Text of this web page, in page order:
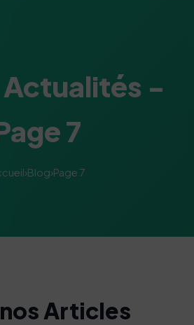
Actualités -
7
›Blog›Page 7
Articles